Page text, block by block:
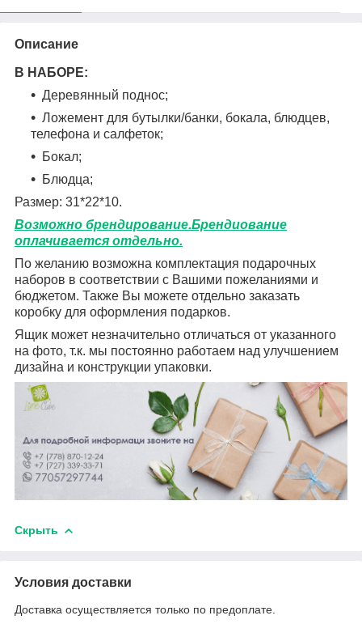
Описание
В НАБОРЕ:
Деревянный поднос;
Ложемент для бутылки/банки, бокала, блюдцев,
телефона и салфеток;
Бокал;
Блюдца;
Размер: 31*22*10.
Возможно брендирование.Брендиование
оплачивается отдельно.
По желанию возможна комплектация подарочных
наборов в соответствии с Вашими пожеланиями и
бюджетом. Также Вы можете отдельно заказать
коробку для оформления подарков.
Ящик может незначительно отличаться от указанного
на фото, т.к. мы постоянно работаем над улучшением
дизайна и конструкции упаковки.
Скрыть
Условия доставки
Доставка осуществляется только по предоплате.